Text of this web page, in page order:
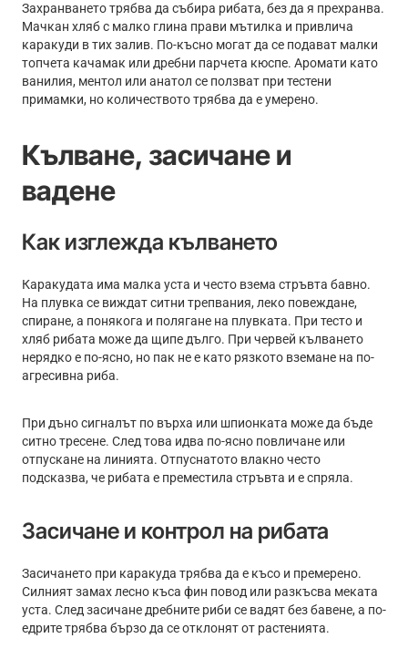
Захранването трябва да събира рибата, без да я прехранва.
Мачкан хляб с малко глина прави мътилка и привлича
каракуди в тих залив. По-късно могат да се подават малки
топчета качамак или дребни парчета кюспе. Аромати като
ванилия, ментол или анатол се ползват при тестени
примамки, но количеството трябва да е умерено.
Кълване, засичане и
вадене
Как изглежда кълването
Каракудата има малка уста и често взема стръвта бавно.
На плувка се виждат ситни трепвания, леко повеждане,
спиране, а понякога и полягане на плувката. При тесто и
хляб рибата може да щипе дълго. При червей кълването
нерядко е по-ясно, но пак не е като рязкото вземане на по-
агресивна риба.
При дъно сигналът по върха или шпионката може да бъде
ситно тресене. След това идва по-ясно повличане или
отпускане на линията. Отпуснатото влакно често
подсказва, че рибата е преместила стръвта и е спряла.
Засичане и контрол на рибата
Засичането при каракуда трябва да е късо и премерено.
Силният замах лесно къса фин повод или разкъсва меката
уста. След засичане дребните риби се вадят без бавене, а по-
едрите трябва бързо да се отклонят от растенията.